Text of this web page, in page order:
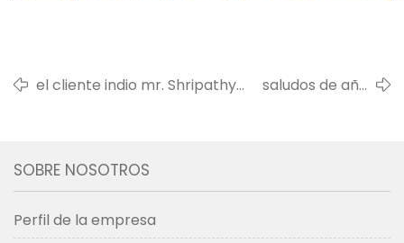
el cliente indio mr. Shripathy
saludos de año
SOBRE NOSOTROS
Perfil de la empresa